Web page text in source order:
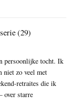
(29)
persoonlijke tocht. Ik
niet zo veel met
retraites die ik
over starre